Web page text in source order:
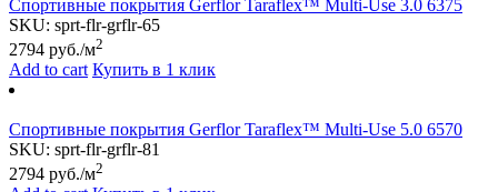
Спортивные покрытия Gerflor Taraflex™ Multi-Use 3.0 6375
SKU: sprt-flr-grflr-65
2794 руб./м2
Add to cart Купить в 1 клик
Спортивные покрытия Gerflor Taraflex™ Multi-Use 5.0 6570
SKU: sprt-flr-grflr-81
2794 руб./м2